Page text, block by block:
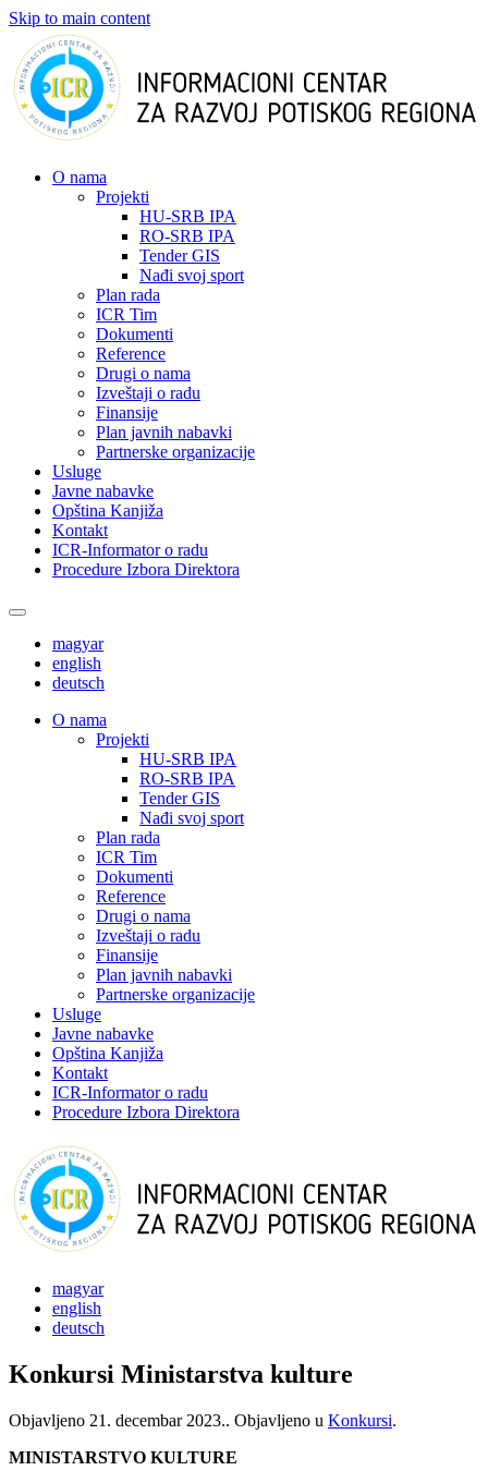
Skip to main content
О nama
Projekti
HU-SRB IPA
RO-SRB IPA
Tender GIS
Nađi svoj sport
Plan rada
ICR Tim
Dokumenti
Reference
Drugi o nama
Izveštaji o radu
Finansije
Plan javnih nabavki
Partnerske organizacije
Usluge
Javne nabavke
Opština Kanjiža
Kontakt
ICR-Informator o radu
Procedure Izbora Direktora
magyar
english
deutsch
О nama
Projekti
HU-SRB IPA
RO-SRB IPA
Tender GIS
Nađi svoj sport
Plan rada
ICR Tim
Dokumenti
Reference
Drugi o nama
Izveštaji o radu
Finansije
Plan javnih nabavki
Partnerske organizacije
Usluge
Javne nabavke
Opština Kanjiža
Kontakt
ICR-Informator o radu
Procedure Izbora Direktora
magyar
english
deutsch
Konkursi Ministarstva kulture
Objavljeno 21. decembar 2023.. Objavljeno u Konkursi.
MINISTARSTVO KULTURE